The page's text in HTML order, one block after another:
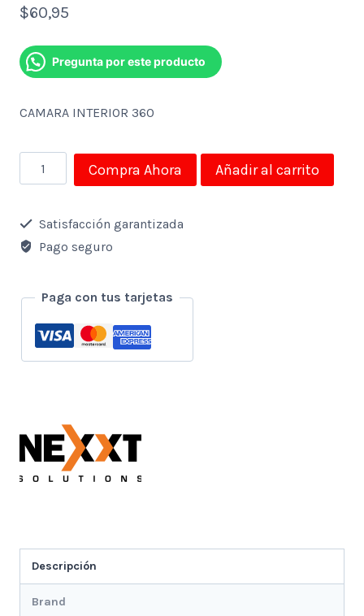
$60,95
Pregunta por este producto
CAMARA INTERIOR 360
CÁMARA
IP
WIFI
INTELIGENTE
GIRATORIA
360°
AHIMPF4U2
cantidad
Compra Ahora Añadir al carrito
Satisfacción garantizada
Pago seguro
Paga con tus tarjetas
Descripción
Brand